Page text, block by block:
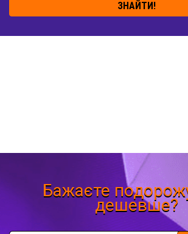
ЗНАЙТИ!
Бажаєте
дешевше?